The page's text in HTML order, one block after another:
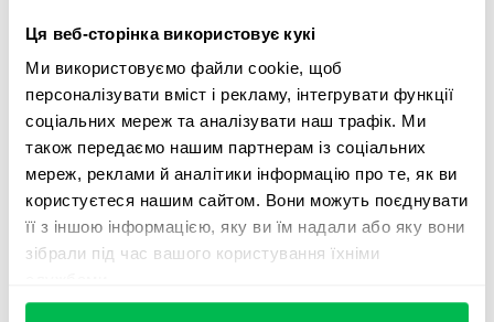
Ця веб-сторінка використовує кукі
Ми використовуємо файли cookie, щоб
персоналізувати вміст і рекламу, інтегрувати функції
соціальних мереж та аналізувати наш трафік. Ми
також передаємо нашим партнерам із соціальних
мереж, реклами й аналітики інформацію про те, як ви
користуєтеся нашим сайтом. Вони можуть поєднувати
її з іншою інформацією, яку ви їм надали або яку вони
зібрали під час вашого користування їхніми
Впорядкувати робочі процеси
Отримання зворотного зв'язку частіше
Комунікація у команді
Інше.
7. Як би ви оцінили ступінь розуміння цілей, цінностей,
місії компанії? (де 1 - не розумію, 5 - розумію частково,
10 - мені все зрозуміло)